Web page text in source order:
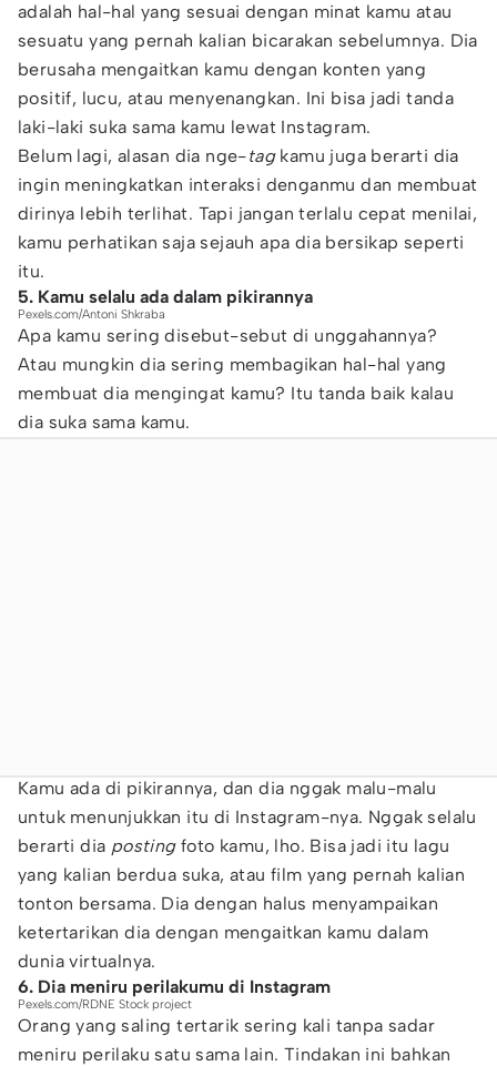
adalah hal-hal yang sesuai dengan minat kamu atau
sesuatu yang pernah kalian bicarakan sebelumnya. Dia
berusaha mengaitkan kamu dengan konten yang
positif, lucu, atau menyenangkan. Ini bisa jadi tanda
laki-laki suka sama kamu lewat Instagram.
Belum lagi, alasan dia nge-tagkamu juga berarti dia
ingin meningkatkan interaksi denganmu dan membuat
dirinya lebih terlihat. Tapi jangan terlalu cepat menilai,
kamu perhatikan saja sejauh apa dia bersikap seperti
itu.
5. Kamu selalu ada dalam pikirannya
Pexels.com/Antoni Shkraba
Apa kamu sering disebut-sebut di unggahannya?
Atau mungkin dia sering membagikan hal-hal yang
membuat dia mengingat kamu? Itu tanda baik kalau
dia suka sama kamu.
Kamu ada di pikirannya, dan dia nggak malu-malu
untuk menunjukkan itu di Instagram-nya. Nggak selalu
berarti dia postingfoto kamu, lho. Bisa jadi itu lagu
yang kalian berdua suka, atau film yang pernah kalian
tonton bersama. Dia dengan halus menyampaikan
ketertarikan dia dengan mengaitkan kamu dalam
dunia virtualnya.
6. Dia meniru perilakumu di Instagram
Pexels.com/RDNE Stock project
Orang yang saling tertarik sering kali tanpa sadar
meniru perilaku satu sama lain. Tindakan ini bahkan